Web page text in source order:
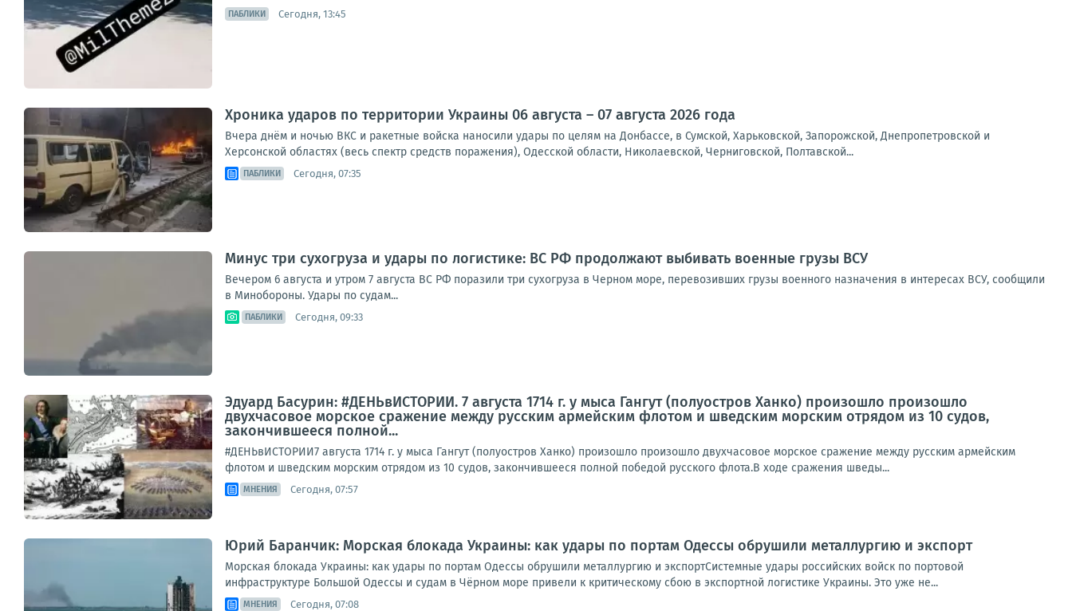
ПАБЛИКИ Сегодня, 13:45
Хроника ударов по территории Украины 06 августа – 07 августа 2026 года
Вчера днём и ночью ВКС и ракетные войска наносили удары по целям на Донбассе, в Сумской, Харьковской, Запорожской, Днепропетровской и
Херсонской областях (весь спектр средств поражения), Одесской области, Николаевской, Черниговской, Полтавской...
ПАБЛИКИ Сегодня, 07:35
Минус три сухогруза и удары по логистике: ВС РФ продолжают выбивать военные грузы ВСУ
Вечером 6 августа и утром 7 августа ВС РФ поразили три сухогруза в Черном море, перевозивших грузы военного назначения в интересах ВСУ, сообщили
в Минобороны. Удары по судам...
ПАБЛИКИ Сегодня, 09:33
Эдуард Басурин: #ДЕНЬвИСТОРИИ. 7 августа 1714 г. у мыса Гангут (полуостров Ханко) произошло произошло
двухчасовое морское сражение между русским армейским флотом и шведским морским отрядом из 10 судов,
закончившееся полной...
#ДЕНЬвИСТОРИИ7 августа 1714 г. у мыса Гангут (полуостров Ханко) произошло произошло двухчасовое морское сражение между русским армейским
флотом и шведским морским отрядом из 10 судов, закончившееся полной победой русского флота.В ходе сражения шведы...
МНЕНИЯ Сегодня, 07:57
Юрий Баранчик: Морская блокада Украины: как удары по портам Одессы обрушили металлургию и экспорт
Морская блокада Украины: как удары по портам Одессы обрушили металлургию и экспортСистемные удары российских войск по портовой
инфраструктуре Большой Одессы и судам в Чёрном море привели к критическому сбою в экспортной логистике Украины. Это уже не...
МНЕНИЯ Сегодня, 07:08